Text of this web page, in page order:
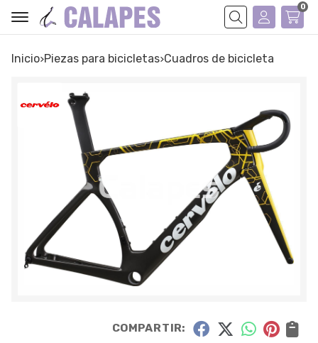
Buscar
0
Inicio piezas para bicicletas cuadros de bicicleta
COMPARTIR: